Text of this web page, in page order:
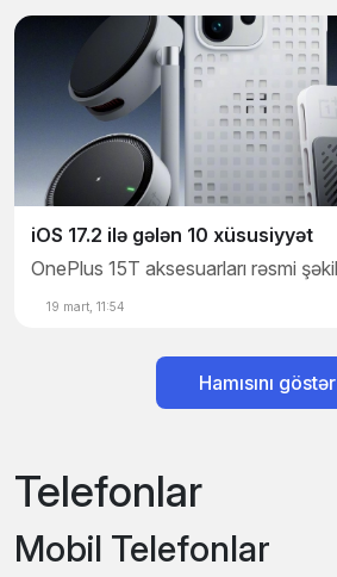
iOS 17.2 ilə gələn 10 xüsusiyyət
OnePlus 15T aksesuarları rəsmi şəkillərlə təsdiqləndi
19 mart, 11:54
Hamısını göstər
Telefonlar
Mobil Telefonlar